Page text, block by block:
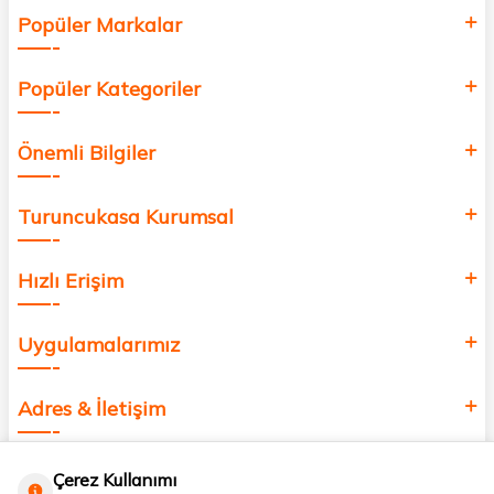
Popüler Markalar
Popüler Kategoriler
Önemli Bilgiler
Turuncukasa Kurumsal
Hızlı Erişim
Uygulamalarımız
Adres & İletişim
Çerez Kullanımı